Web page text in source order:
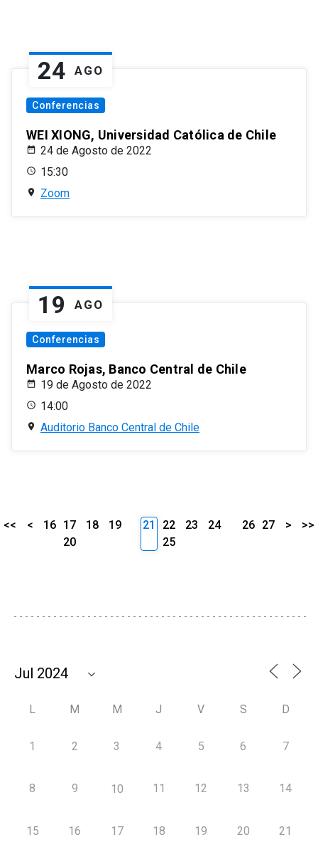
24 AGO
Conferencias
WEI XIONG, Universidad Católica de Chile
24 de Agosto de 2022
15:30
Zoom
19 AGO
Conferencias
Marco Rojas, Banco Central de Chile
19 de Agosto de 2022
14:00
Auditorio Banco Central de Chile
<< < 16 17 18
19
20
21 22 23
24
25
26 27 > >>
L M M J V S D
1 2 3 4 5 6 7
8 9 10 11 12 13 14
15 16 17 18 19 20 21